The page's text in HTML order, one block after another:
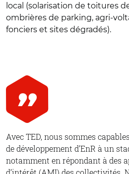
local (solarisation de toitures
ombrières de parking, agri-
fonciers et sites dégradés).
Avec TED, nous sommes
de développement d’EnR à un
notamment en répondant à des